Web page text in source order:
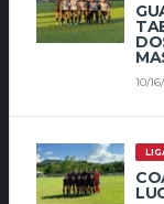
10/